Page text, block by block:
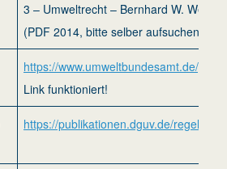
3 – Umweltrecht – Bernhard W.
(PDF 2014, bitte selber aufsuchen!)
https://www.umweltbundesamt.de/
Link funktioniert!
https://publikationen.dguv.de/